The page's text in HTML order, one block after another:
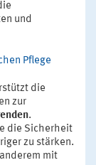
und
Pflege
die
zur
.
die Sicherheit
zu stärken.
mit